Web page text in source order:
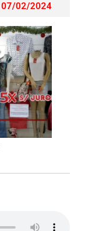
07/02/2024